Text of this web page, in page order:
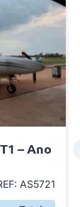
– Ano
AS5721